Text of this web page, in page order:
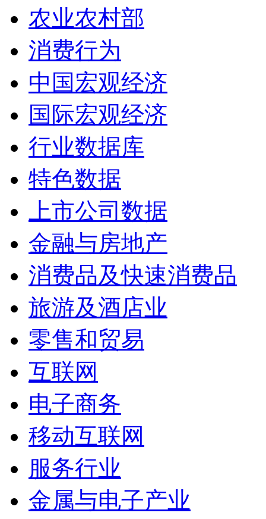
农业农村部
消费行为
中国宏观经济
国际宏观经济
行业数据库
特色数据
上市公司数据
金融与房地产
消费品及快速消费品
旅游及酒店业
零售和贸易
互联网
电子商务
移动互联网
服务行业
金属与电子产业